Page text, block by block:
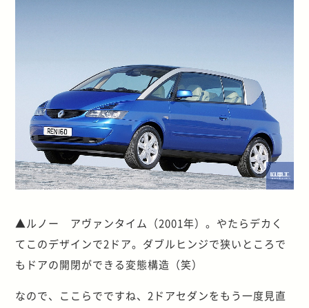
▲ルノー アヴァンタイム（2001年）。やたらデカく
てこのデザインで2ドア。ダブルヒンジで狭いところで
もドアの開閉ができる変態構造（笑）
なので、ここらでですね、2ドアセダンをもう一度見直